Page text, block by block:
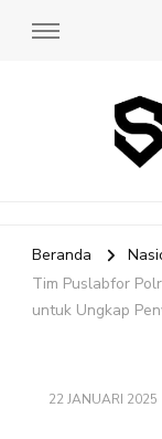
Beranda
Tim Puslabfor
untuk Ungkap
22 JANUARI 2025